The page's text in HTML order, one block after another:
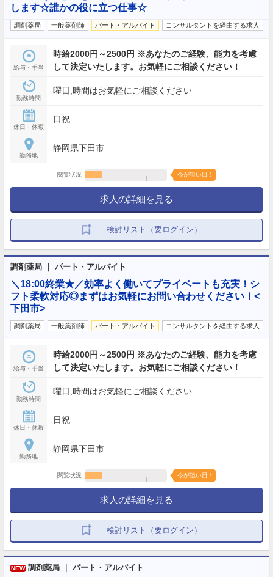
します☆誰かの役に立つ仕事☆
調剤薬局 一般薬剤師 パート・アルバイト コンサルタントを経由する求人
給与・手当
時給2000円～2500円 ※あなたのご経験、能力を考慮
して決定いたします。お気軽にご相談ください！
勤務時間
曜日,時間はお気軽にご相談ください
休日・休暇
日祝
勤務地
静岡県下田市
閲覧状況 今が狙い目！
求人の詳細を見る
検討リスト（要ログイン）
調剤薬局 ｜ パート・アルバイト
＼18:00終業★／効率よく働いてプライベートも充実！シ
フト柔軟対応◎まずはお気軽にお問い合わせください！<
下田市>
調剤薬局 一般薬剤師 パート・アルバイト コンサルタントを経由する求人
給与・手当
時給2000円～2500円 ※あなたのご経験、能力を考慮
して決定いたします。お気軽にご相談ください！
勤務時間
曜日,時間はお気軽にご相談ください
休日・休暇
日祝
勤務地
静岡県下田市
閲覧状況 今が狙い目！
求人の詳細を見る
検討リスト（要ログイン）
NEW 調剤薬局 ｜ パート・アルバイト